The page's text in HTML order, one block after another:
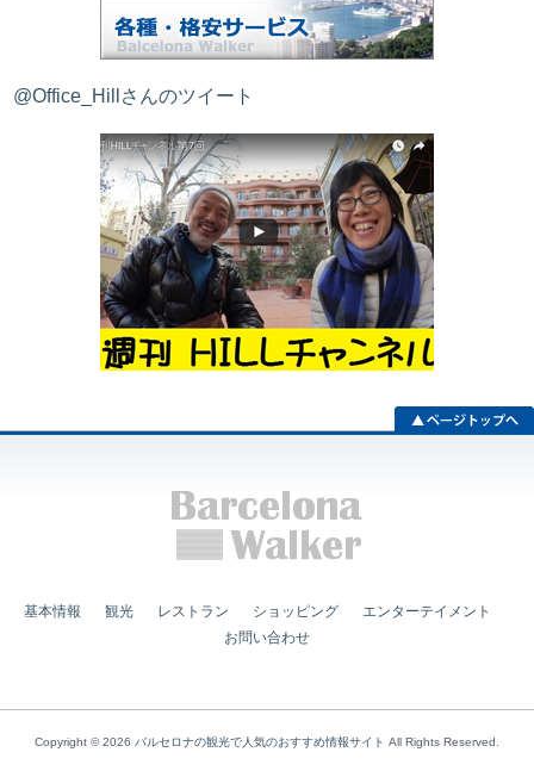
@Office_Hillさんのツイート
基本情報 観光 レストラン ショッピング
エンターテイメント
お問い合わせ
Copyright © 2026 バルセロナの観光で人気のおすすめ情報サイト All Rights Reserved.